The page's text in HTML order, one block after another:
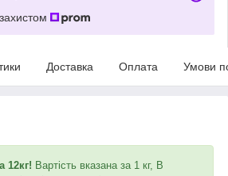
Доставка Оплата Умови
12кг! Вартість вказана за 1 кг, В